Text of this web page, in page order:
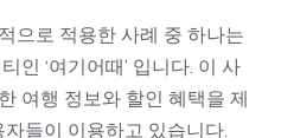
으로 적용한 사례 중 하나는
인 ‘여기어때’ 입니다. 이 사
여행 정보와 할인 혜택을 제
들이 이용하고 있습니다.